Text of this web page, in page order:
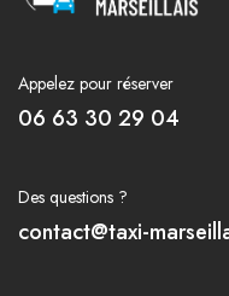
Appelez pour réserver
06 63 30 29 04
Des questions ?
contact@taxi-